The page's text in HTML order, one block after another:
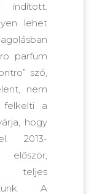
indított.
lehet
parfüm
szó,
nem
a
hogy
2013-
teljes
A